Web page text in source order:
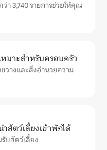
า 3,740 รายการช่วยให้คุณ
มาะสำหรับครอบครัว
างและสิ่งอำนวยความ
สัตว์เลี้ยงเข้าพักได้
บสัตว์เลี้ยง